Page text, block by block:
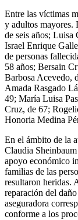
Entre las víctimas
y adultos mayores.
de seis años; Luisa
Israel Enrique
de personas
58 años; Bersain
Barbosa Acevedo,
Amada Rasgado
49; María Luisa
Cruz, de 67;
Honoria Medina
En el ámbito de la
Claudia
apoyo económico
familias de las
resultaron heridas.
reparación del
aseguradora
conforme a los